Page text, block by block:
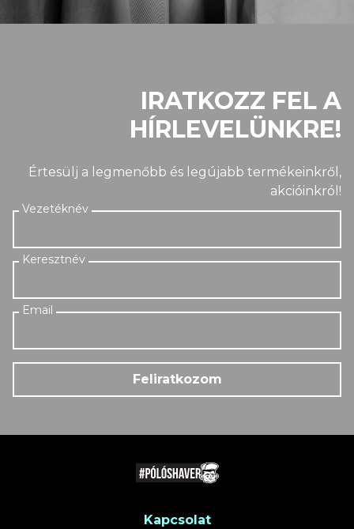
IRATKOZZ FEL A
HÍRLEVELÜNKRE!
Értesülj a legmenőbb és legújabb termékeinkről,
akcióinkról!
Feliratkozom
Kapcsolat